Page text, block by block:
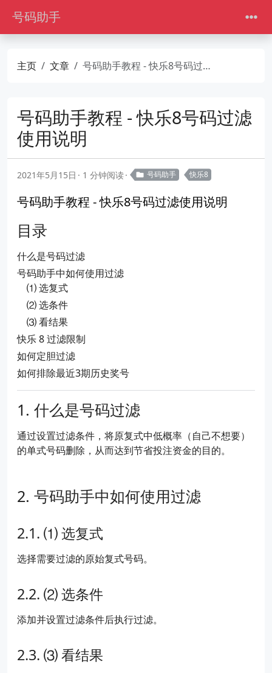
号码助手
主页 文章 号码助手教程 - 快乐8号码过滤使用说明
号码助手教程 - 快乐8号码过滤
使用说明
2021年5月15日 1 分钟阅读 号码助手 快乐8
号码助手教程 - 快乐8号码过滤使用说明
目录
什么是号码过滤
号码助手中如何使用过滤
⑴ 选复式
⑵ 选条件
⑶ 看结果
快乐 8 过滤限制
如何定胆过滤
如何排除最近3期历史奖号
什么是号码过滤
通过设置过滤条件，将原复式中低概率（自己不想要）
的单式号码删除，从而达到节省投注资金的目的。
号码助手中如何使用过滤
⑴ 选复式
选择需要过滤的原始复式号码。
⑵ 选条件
添加并设置过滤条件后执行过滤。
⑶ 看结果